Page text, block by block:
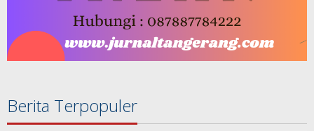
Berita Terpopuler